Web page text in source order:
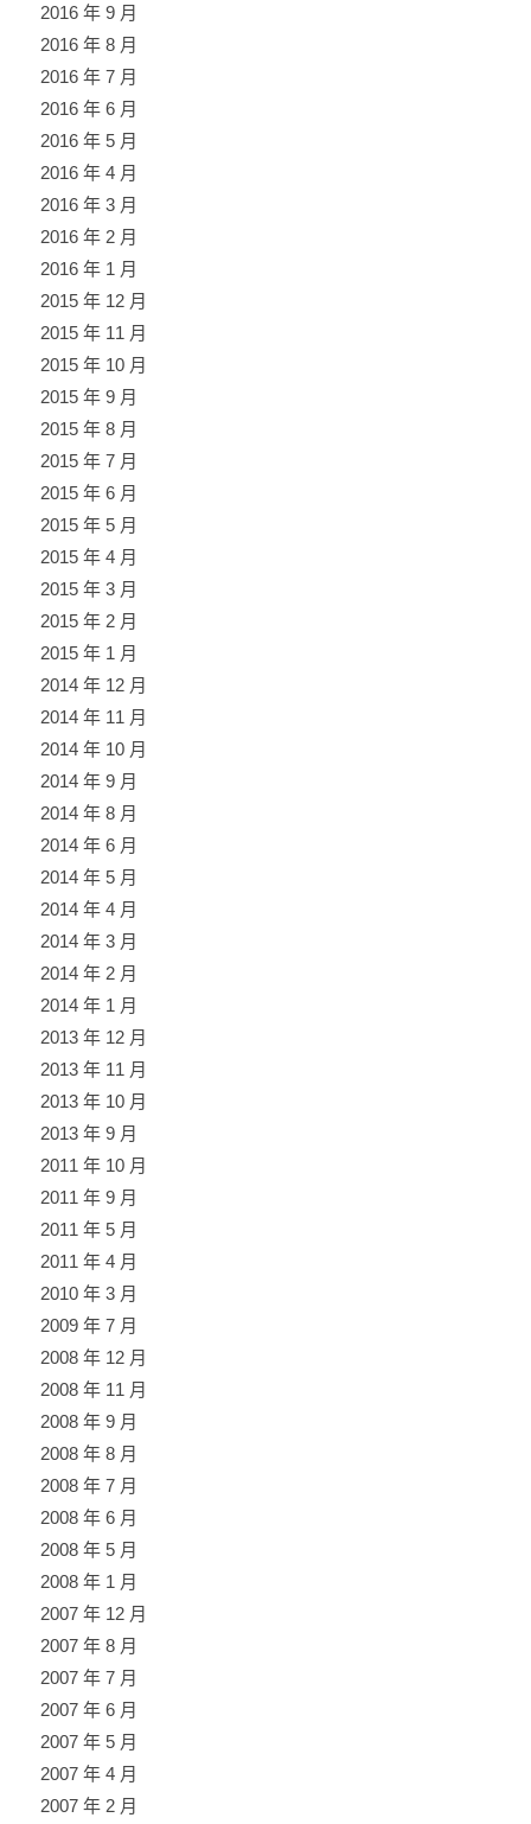
2016 年 9 月
2016 年 8 月
2016 年 7 月
2016 年 6 月
2016 年 5 月
2016 年 4 月
2016 年 3 月
2016 年 2 月
2016 年 1 月
2015 年 12 月
2015 年 11 月
2015 年 10 月
2015 年 9 月
2015 年 8 月
2015 年 7 月
2015 年 6 月
2015 年 5 月
2015 年 4 月
2015 年 3 月
2015 年 2 月
2015 年 1 月
2014 年 12 月
2014 年 11 月
2014 年 10 月
2014 年 9 月
2014 年 8 月
2014 年 6 月
2014 年 5 月
2014 年 4 月
2014 年 3 月
2014 年 2 月
2014 年 1 月
2013 年 12 月
2013 年 11 月
2013 年 10 月
2013 年 9 月
2011 年 10 月
2011 年 9 月
2011 年 5 月
2011 年 4 月
2010 年 3 月
2009 年 7 月
2008 年 12 月
2008 年 11 月
2008 年 9 月
2008 年 8 月
2008 年 7 月
2008 年 6 月
2008 年 5 月
2008 年 1 月
2007 年 12 月
2007 年 8 月
2007 年 7 月
2007 年 6 月
2007 年 5 月
2007 年 4 月
2007 年 2 月